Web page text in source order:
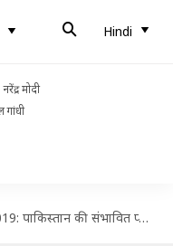
Hindi
नरेंद्र मोदी
गांधी
की संभावित प्लेइंग इलेवन, गेंदबाज़ी है इस टीम का मज़बूत पक्ष